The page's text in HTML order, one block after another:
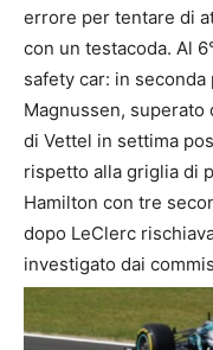
errore per tentare di
con un testacoda. Al
safety car: in
Magnussen,
di Vettel in settima
rispetto alla griglia di
Hamilton con tre
dopo LeClerc
investigato dai